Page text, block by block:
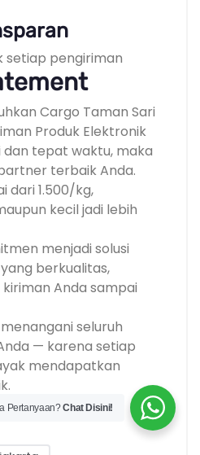
setiap pengiriman
Cargo Taman Sari
Produk Elektronik
tepat waktu, maka
terbaik Anda.
dari 1.500/kg,
kecil jadi lebih
menjadi solusi
berkualitas,
Anda sampai
seluruh
— karena setiap
mendapatkan
Pertanyaan?Chat Disini!